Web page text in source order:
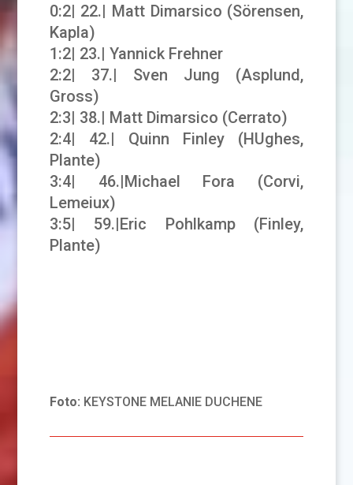
0:2| 22.| Matt Dimarsico (Sörensen,
Kapla)
1:2| 23.| Yannick Frehner
2:2| 37.| Sven Jung (Asplund,
Gross)
2:3| 38.| Matt Dimarsico (Cerrato)
2:4| 42.| Quinn Finley (HUghes,
Plante)
3:4| 46.|Michael Fora (Corvi,
Lemeiux)
3:5| 59.|Eric Pohlkamp (Finley,
Plante)
Foto: KEYSTONE MELANIE DUCHENE